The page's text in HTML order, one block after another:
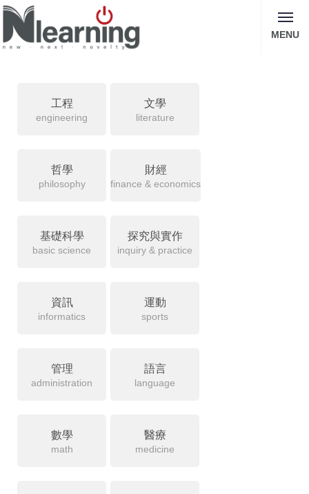
MENU
工程
engineering
文學
literature
哲學
philosophy
財經
finance & economics
基礎科學
basic science
探究與實作
inquiry & practice
資訊
informatics
運動
sports
管理
administration
語言
language
數學
math
醫療
medicine